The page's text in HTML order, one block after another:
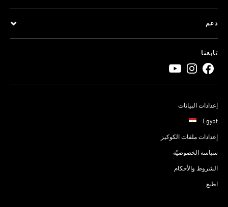
دعم
تابعنا
إعدادات البيانات
Egypt
إعدادات ملفات الكوكيز
سياسة الخصوصيّة
الشروط والأحكام
اطبع